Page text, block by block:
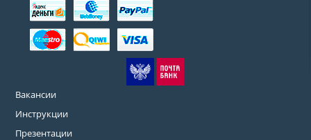
Вакансии
Инструкции
Презентации